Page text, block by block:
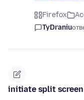
Firefox
TyDraniu
initiate split screen